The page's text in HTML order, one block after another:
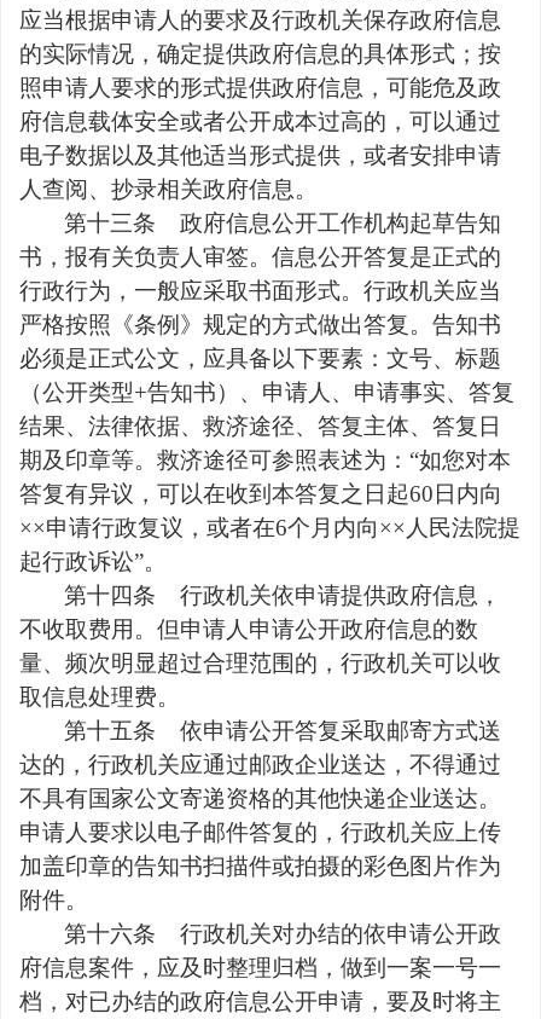
应当根据申请人的要求及行政机关保存政府信息
的实际情况，确定提供政府信息的具体形式；按
照申请人要求的形式提供政府信息，可能危及政
府信息载体安全或者公开成本过高的，可以通过
电子数据以及其他适当形式提供，或者安排申请
人查阅、抄录相关政府信息。
第十三条
政府信息公开工作机构起草告知
书，报有关负责人审签。信息公开答复是正式的
行政行为，一般应采取书面形式。行政机关应当
严格按照《条例》规定的方式做出答复。告知书
必须是正式公文，应具备以下要素：文号、标题
（公开类型+告知书）、申请人、申请事实、答复
结果、法律依据、救济途径、答复主体、答复日
期及印章等。救济途径可参照表述为： “如您对本
答复有异议，可以在收到本答复之日起60 日内向
××申请行政复议，或者在6个月内向×× 人民法院提
起行政诉讼”。
第十四条
行政机关依申请提供政府信息，
不收取费用。但申请人申请公开政府信息的数
量、频次明显超过合理范围的，行政机关可以收
取信息处理费。
第十五条
依申请公开答复采取邮寄方式送
达的，行政机关应通过邮政企业送达，不得通过
不具有国家公文寄递资格的其他快递企业送达。
申请人要求以电子邮件答复的，行政机关应上传
加盖印章的告知书扫描件或拍摄的彩色图片作为
附件。
第十六条
行政机关对办结的依申请公开政
府信息案件，应及时整理归档，做到一案一号一
档，对已办结的政府信息公开申请，要及时将主